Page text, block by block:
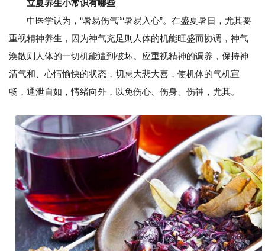
立夏养生小常识有哪些
中医学认为，“暑易伤气”“暑易入心”。在盛夏暑日，尤其要
重视精神养生，因为神气充足则人体的机能旺盛而协调，神气
涣散则人体的一切机能遭到破坏。应重视精神的调养，保持神
清气和、心情愉快的状态，切忌大悲大喜，使机体的气机宣
畅，通泄自如，情绪向外，以免伤心、伤身、伤神，尤其。